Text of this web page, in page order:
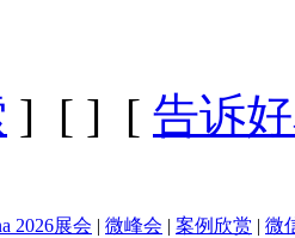
] [ ] [ 告诉
2026展会 微峰会 案例欣赏
微